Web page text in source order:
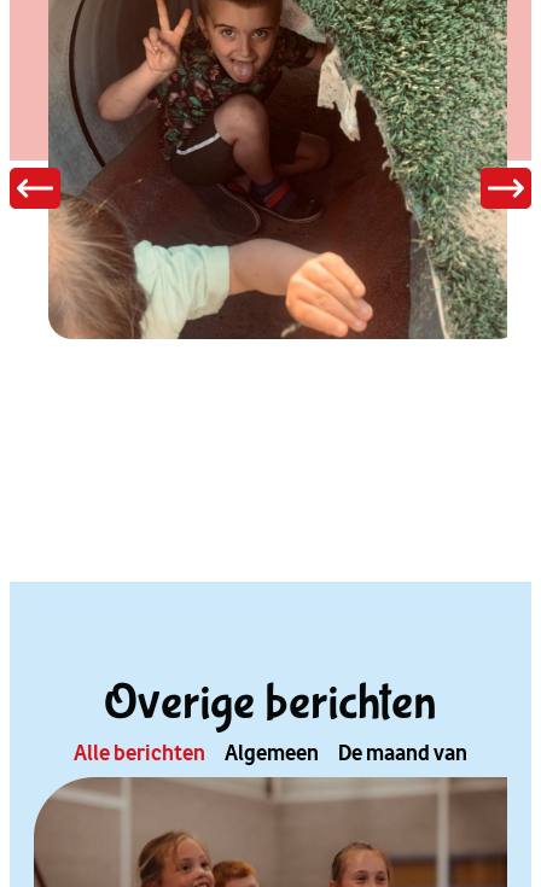
Overige berichten
Algemeen De maand van
Alle berichten